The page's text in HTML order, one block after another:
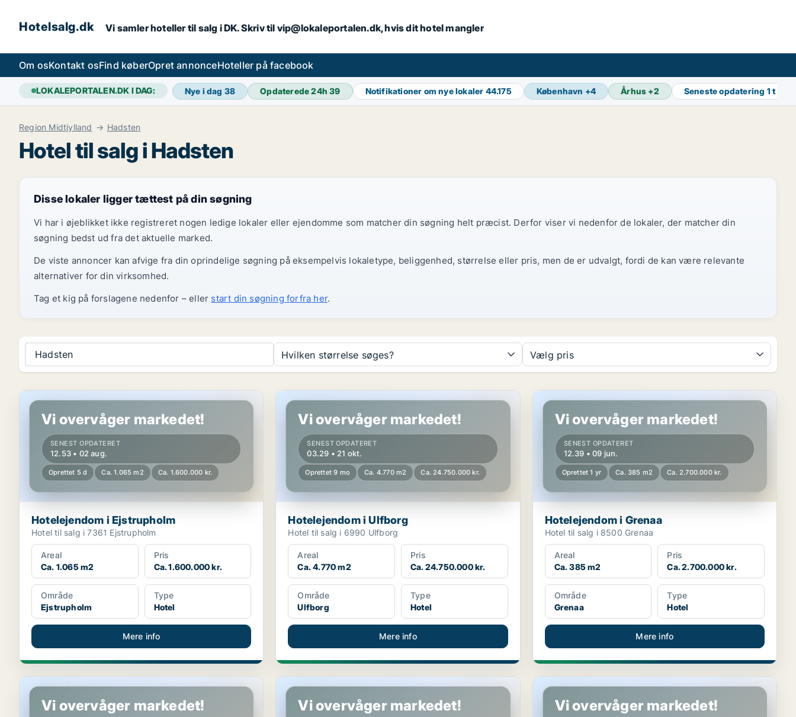
Hotelsalg.dk Vi samler hoteller til salg i DK. Skriv til vip@lokaleportalen.dk, hvis dit hotel mangler
Om osKontakt osFind køberOpret annonceHoteller på facebook
LOKALEPORTALEN.DK I DAG: Nye i dag 38 Opdaterede 24h39 Notifikationer om nye lokaler 44.175 København +4 Århus +2 Seneste opdatering 1 t
Region Midtjylland Hadsten
Hotel til salg i Hadsten
Disse lokaler ligger tættest på din søgning
Vi har i øjeblikket ikke registreret nogen ledige lokaler eller ejendomme som matcher din søgning helt præcist. Derfor viser vi nedenfor de lokaler, der matcher din
søgning bedst ud fra det aktuelle marked.
De viste annoncer kan afvige fra din oprindelige søgning på eksempelvis lokaletype, beliggenhed, størrelse eller pris, men de er udvalgt, fordi de kan være relevante
alternativer for din virksomhed.
Tag et kig på forslagene nedenfor – eller start din søgning forfra her.
Hadsten Hvilken størrelse søges? Vælg pris
Hotelejendom i Ejstrupholm
Vi overvåger markedet!
SENEST OPDATERET
12.53 • 02 aug.
Oprettet 5 d Ca. 1.065 m2 Ca. 1.600.000 kr.
Hotelejendom i Ejstrupholm
Hotel til salg i 7361 Ejstrupholm
Areal
Ca. 1.065 m2
Pris
Ca. 1.600.000 kr.
Område
Ejstrupholm
Type
Hotel
Mere info
Hotelejendom i Ulfborg
Vi overvåger markedet!
SENEST OPDATERET
03.29 • 21 okt.
Oprettet 9 mo Ca. 4.770 m2 Ca. 24.750.000 kr.
Hotelejendom i Ulfborg
Hotel til salg i 6990 Ulfborg
Areal
Ca. 4.770 m2
Pris
Ca. 24.750.000 kr.
Område
Ulfborg
Type
Hotel
Mere info
Hotelejendom i Grenaa
Vi overvåger markedet!
SENEST OPDATERET
12.39 • 09 jun.
Oprettet 1 yr Ca. 385 m2 Ca. 2.700.000 kr.
Hotelejendom i Grenaa
Hotel til salg i 8500 Grenaa
Areal
Ca. 385 m2
Pris
Ca. 2.700.000 kr.
Område
Grenaa
Type
Hotel
Mere info
Hotelejendom i Samsø
Vi overvåger markedet!
Butik i Horsens
Vi overvåger markedet!
Hotelejendom i Fredericia
Vi overvåger markedet!